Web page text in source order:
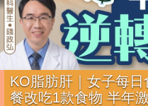
KO脂肪肝｜女子每
餐改吃1款食物 半年